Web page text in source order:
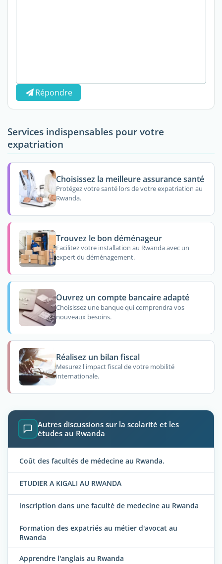
Répondre
Services indispensables pour votre
expatriation
Choisissez la meilleure assurance santé
Protégez votre santé lors de votre expatriation au
Rwanda.
Trouvez le bon déménageur
Facilitez votre installation au Rwanda avec un
expert du déménagement.
Ouvrez un compte bancaire adapté
Choisissez une banque qui comprendra vos
nouveaux besoins.
Réalisez un bilan fiscal
Mesurez l'impact fiscal de votre mobilité
internationale.
Autres discussions sur la scolarité et les
études au Rwanda
Coût des facultés de médecine au Rwanda.
ETUDIER A KIGALI AU RWANDA
inscription dans une faculté de medecine au Rwanda
Formation des expatriés au métier d'avocat au
Rwanda
Apprendre l'anglais au Rwanda